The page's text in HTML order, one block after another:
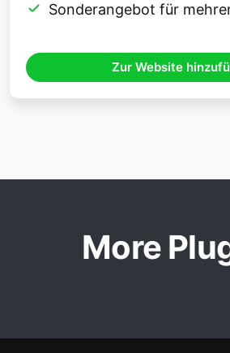
Sonderangebot für
Zur Website
More